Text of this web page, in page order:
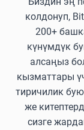
колдонуп,
200+
күнүмдүк
алсаңыз
кызматтары
тиричилик
же
сизге